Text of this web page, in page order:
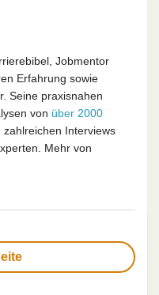
Jobmentor
Erfahrung sowie
Seine praxisnahen
von über 2000
zahlreichen Interviews
Mehr von